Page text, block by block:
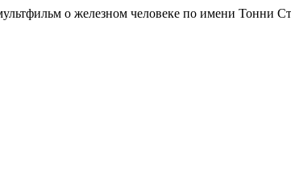
о железном человеке по имени Тонни